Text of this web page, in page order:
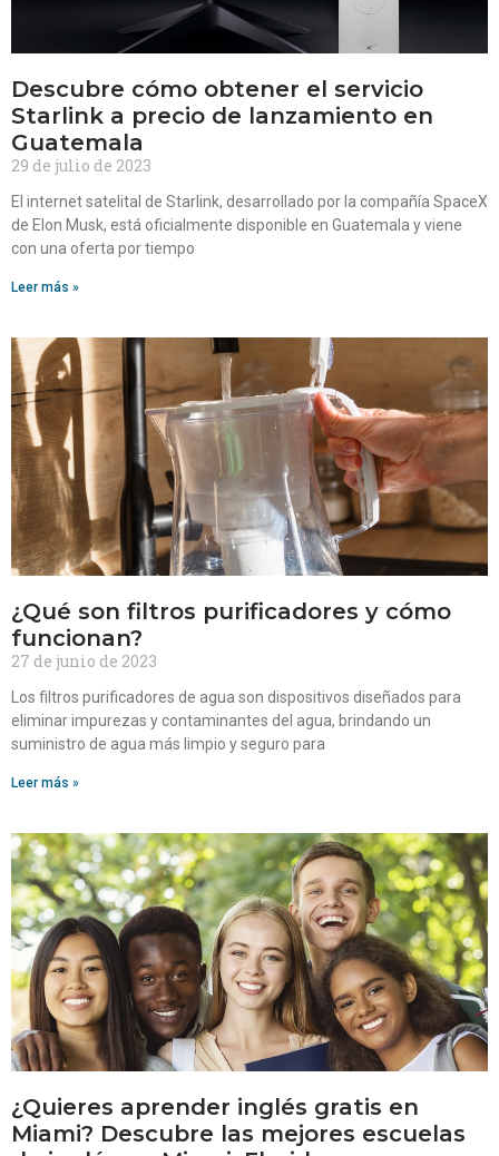
Descubre cómo obtener el servicio
Starlink a precio de lanzamiento en
Guatemala
29 de julio de 2023
El internet satelital de Starlink, desarrollado por la compañía SpaceX
de Elon Musk, está oficialmente disponible en Guatemala y viene
con una oferta por tiempo
Leer más »
¿Qué son filtros purificadores y cómo
funcionan?
27 de junio de 2023
Los filtros purificadores de agua son dispositivos diseñados para
eliminar impurezas y contaminantes del agua, brindando un
suministro de agua más limpio y seguro para
Leer más »
¿Quieres aprender inglés gratis en
Miami? Descubre las mejores escuelas